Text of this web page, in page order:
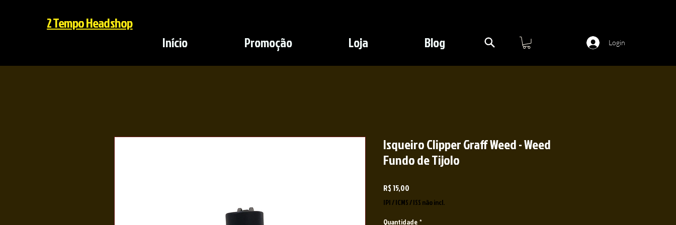
Início Promoção Loja Blog Login
2 Tempo Headshop
Isqueiro Clipper Graff Weed - Weed
Fundo de Tijolo
R$ 15,00
IPI / ICMS / ISS não incl.
Quantidade *